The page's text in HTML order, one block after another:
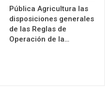
Pública Agricultura las
disposiciones generales
de las Reglas de
Operación de la…